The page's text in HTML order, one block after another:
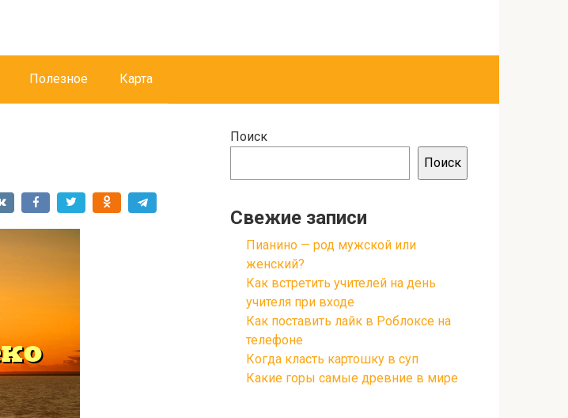
Полезное Карта
Поиск
Поиск
Свежие записи
Пианино — род мужской или
женский?
Как встретить учителей на день
учителя при входе
Как поставить лайк в Роблоксе на
телефоне
Когда класть картошку в суп
Какие горы самые древние в мире